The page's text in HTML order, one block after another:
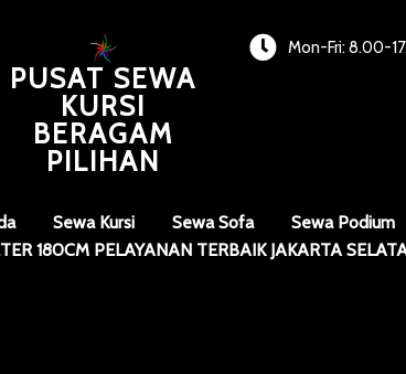
PUSAT SEWA
KURSI
BERAGAM
PILIHAN
Mon-Fri: 8.00-
Sewa Kursi Sewa Sofa Sewa Podium
180CM PELAYANAN TERBAIK JAKARTA